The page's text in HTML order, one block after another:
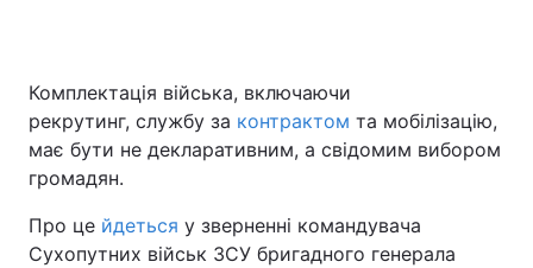
Україна Політика
Економіка Світ
Техно і зв'язок Лайт
Комплектація війська, включаючи
рекрутинг, службу за контрактом та мобілізацію,
має бути не декларативним, а свідомим вибором
громадян.
Про це йдеться у зверненні командувача
Сухопутних військ ЗСУ бригадного генерала